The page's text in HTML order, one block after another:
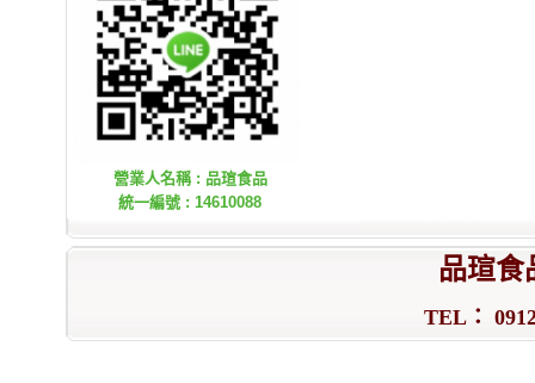
營業人名稱 : 品瑄食品
統一編號 : 14610088
品瑄
TEL：